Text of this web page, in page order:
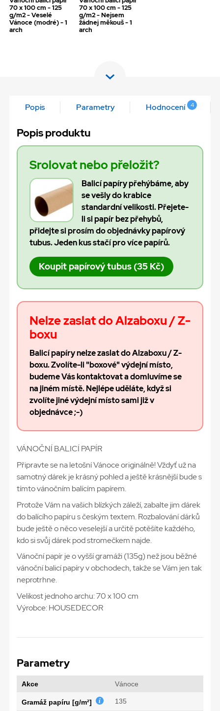
70 x 100 cm - 125
g/m2 - Veselé
Vánoce (modré) - 1
arch
70 x 100 cm - 125
g/m2 - Nejsem
žádnej měkouš - 1
arch
Popis Parametry Hodnocení 4
Popis produktu
Srolovat nebo přeložit?
Balicí papíry přehýbáme, aby
se vešly do krabice
standardní velikosti. Přejete-
li si papír bez přehybů,
přidejte si prosím do objednávky papírový
tubus. Jeden kus stačí pro více papírů.
Koupit papírový tubus (35 Kč)
Nelze zaslat do Alzaboxu / Z-
boxu
Balicí papíry nelze zaslat do Alzaboxu / Z-
boxu. Zvolíte-li "boxové" výdejní místo,
budeme Vás kontaktovat a domluvíme se
na jiném místě. Nejlépe uděláte, když si
zvolíte jiné výdejní místo sami již v
objednávce ;-)
VÁNOČNÍ BALICÍ PAPÍR
Připravte se na letošní Vánoce originálně! Vždyť už na
samotný dárek je krásný pohled a ještě krásnější bude s
tímto vánočním balícím papírem.
Protože Vám na vašich blízkých záleží, zabalte jim dárek
do balícího papíru s českým textem. Rozbalování dárků
bude ještě o něco veselejší a určitě potěšíte každého,
kdo si svůj dárek pod stromečkem najde.
Vánoční papír je o vyšší gramáži (135g) než jsou běžné
vánoční balicí papíry v obchodech, takže se Vám jen tak
neprotrhne.
Velikost jednoho archu: 70 x 100 cm
Výrobce: HOUSEDECOR
Parametry
Akce Vánoce
Gramáž papíru [g/m²] 135